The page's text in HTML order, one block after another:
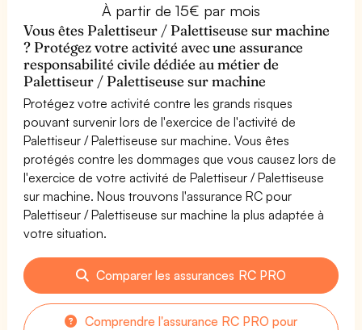
À partir de 15€ par mois
Vous êtes Palettiseur / Palettiseuse sur machine
? Protégez votre activité avec une assurance
responsabilité civile dédiée au métier de
Palettiseur / Palettiseuse sur machine
Protégez votre activité contre les grands risques
pouvant survenir lors de l'exercice de l'activité de
Palettiseur / Palettiseuse sur machine. Vous êtes
protégés contre les dommages que vous causez lors de
l'exercice de votre activité de Palettiseur / Palettiseuse
sur machine. Nous trouvons l'assurance RC pour
Palettiseur / Palettiseuse sur machine la plus adaptée à
votre situation.
Comparer les assurances RC PRO
Comprendre l'assurance RC PRO pour